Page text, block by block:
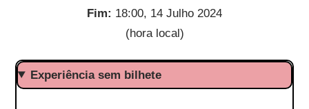
Fim: 18:00, 14 Julho 2024
(hora local)
Experiência sem bilhete